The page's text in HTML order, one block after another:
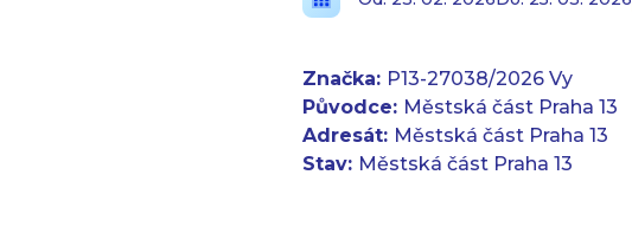
Značka: P13-27038/2026 Vy
Původce: Městská část Praha 13
Adresát: Městská část Praha 13
Stav: Městská část Praha 13